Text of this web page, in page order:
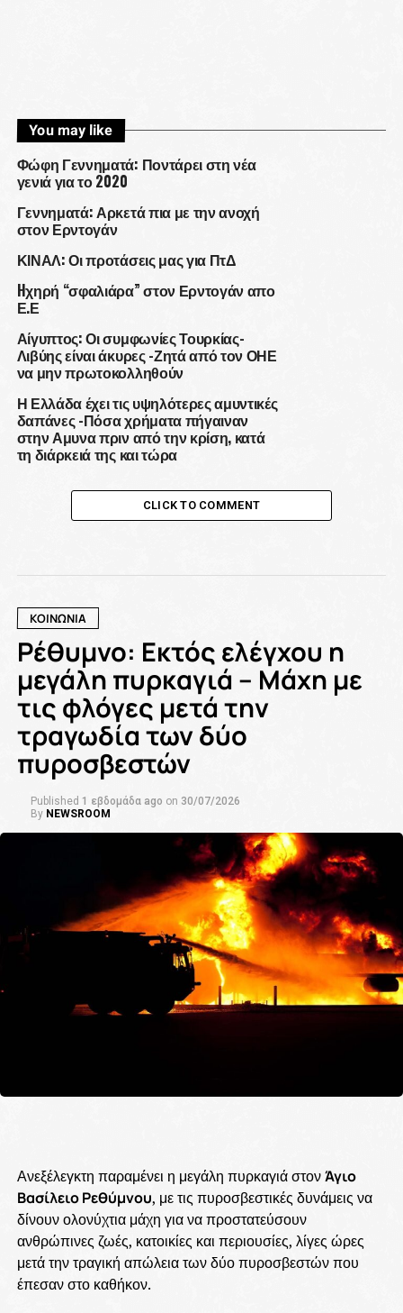
You may like
Φώφη Γεννηματά: Ποντάρει στη νέα
γενιά για το 2020
Γεννηματά: Αρκετά πια με την ανοχή
στον Ερντογάν
ΚΙΝΑΛ: Οι προτάσεις μας για ΠτΔ
Hχηρή “σφαλιάρα” στον Ερντογάν απο
Ε.Ε
Αίγυπτος: Οι συμφωνίες Τουρκίας-
Λιβύης είναι άκυρες -Ζητά από τον ΟΗΕ
να μην πρωτοκολληθούν
Η Ελλάδα έχει τις υψηλότερες αμυντικές
δαπάνες -Πόσα χρήματα πήγαιναν
στην Αμυνα πριν από την κρίση, κατά
τη διάρκειά της και τώρα
CLICK TO COMMENT
ΚΟΙΝΩΝΙΑ
Ρέθυμνο: Εκτός ελέγχου η
μεγάλη πυρκαγιά – Μάχη με
τις φλόγες μετά την
τραγωδία των δύο
πυροσβεστών
Published 1 εβδομάδα ago on 30/07/2026
By NEWSROOM
Ανεξέλεγκτη παραμένει η μεγάλη πυρκαγιά στονΆγιο
Βασίλειο Ρεθύμνου, με τις πυροσβεστικές δυνάμεις να
δίνουν ολονύχτια μάχη για να προστατεύσουν
ανθρώπινες ζωές, κατοικίες και περιουσίες, λίγες ώρες
μετά την τραγική απώλεια των δύο πυροσβεστών που
έπεσαν στο καθήκον.